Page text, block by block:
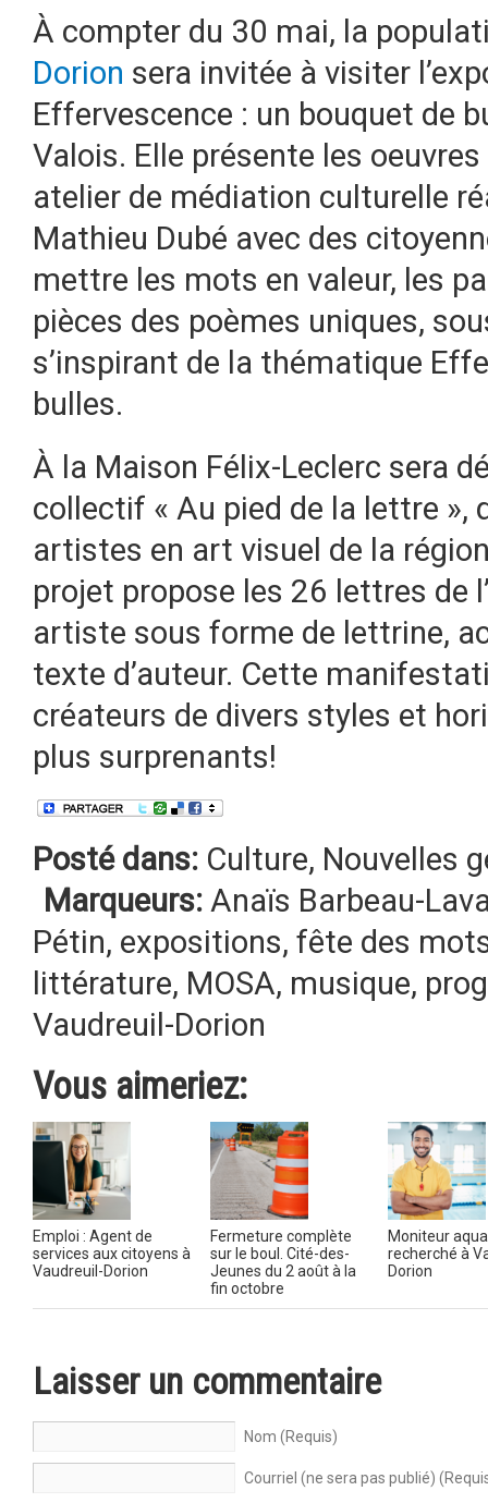
À compter du 30 mai, la
Dorion sera invitée à visiter
Effervescence : un bouquet de
Valois. Elle présente les
atelier de médiation culturelle
Mathieu Dubé avec des
mettre les mots en valeur, les
pièces des poèmes uniques,
s’inspirant de la thématique
bulles.
À la Maison Félix-Leclerc sera
collectif « Au pied de la lettre
artistes en art visuel de la
projet propose les 26 lettres de
artiste sous forme de lettrine,
texte d’auteur. Cette
créateurs de divers styles et
plus surprenants!
Posté dans: Culture, Nouvelles
Marqueurs: Anaïs Barbeau-
Pétin, expositions, fête des
littérature, MOSA, musique,
Vaudreuil-Dorion
Vous aimeriez:
Emploi : Agent de
services aux citoyens à
Vaudreuil-Dorion
Fermeture complète
sur le boul. Cité-des-
Jeunes du 2 août à la
fin octobre
Moniteur
recherché à
Dorion
Laisser un commentaire
Nom (Requis)
Courriel (ne sera pas publié)